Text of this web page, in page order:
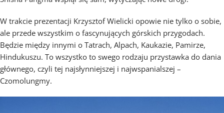
W trakcie prezentacji Krzysztof Wielicki opowie nie tylko o sobie,
ale przede wszystkim o fascynujących górskich przygodach.
Będzie między innymi o Tatrach, Alpach, Kaukazie, Pamirze,
Hindukuszu. To wszystko to swego rodzaju przystawka do dania
głównego, czyli tej najsłynniejszej i najwspanialszej –
Czomolungmy.